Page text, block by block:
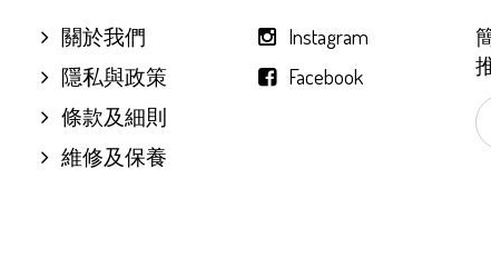
關於我們
隱私與政策
條款及細則
維修及保養
Instagram
Facebook